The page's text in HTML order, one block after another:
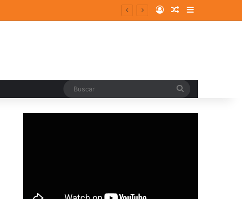
Log InRandom Article
Sidebar